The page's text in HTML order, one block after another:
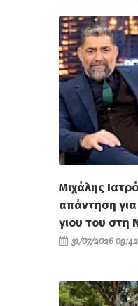
Μιχάλης
απάντηση
γιου του στη
31/07/2026 09:42